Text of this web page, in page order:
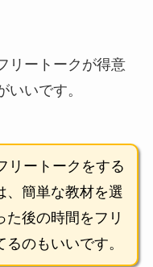
リートークが得意
いです。
リートークをする
、簡単な教材を選
た後の時間をフリ
のもいいです。